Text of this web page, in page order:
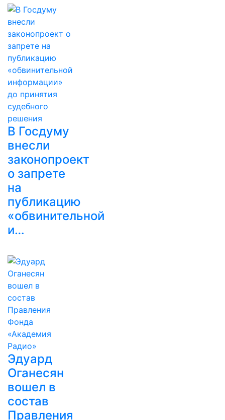
В Госдуму
внесли
законопроект
о запрете
на
публикацию
«обвинительной
и…
Эдуард
Оганесян
вошел в
состав
Правления